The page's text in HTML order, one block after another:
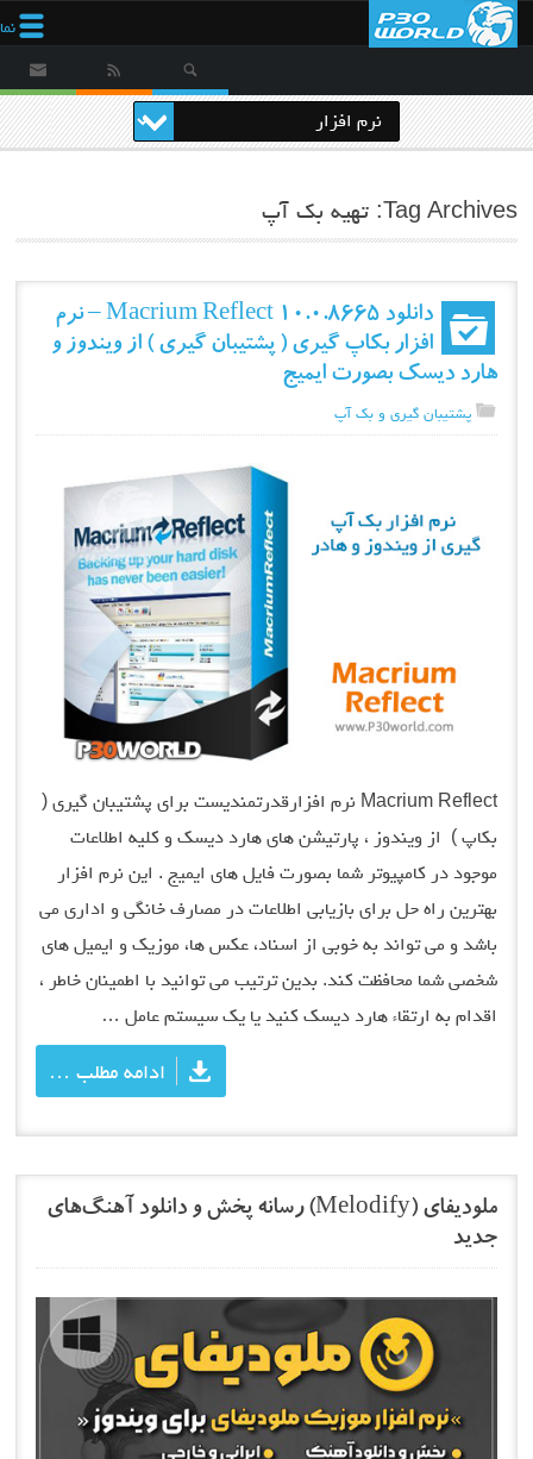
Tag Archives: تهیه بک آپ
دانلود Macrium Reflect 10.0.8665 – نرم
افزار بکاپ گیری ( پشتیبان گیری ) از ویندوز و
هارد دیسک بصورت ایمیج
پشتیبان گیری و بک آپ
Macrium Reflect نرم افزارقدرتمندیست برای پشتیبان گیری (
بکاپ ) از ویندوز ، پارتیشن های هارد دیسک و کلیه اطلاعات
موجود در کامپیوتر شما بصورت فایل های ایمیج . این نرم افزار
بهترین راه حل برای بازیابی اطلاعات در مصارف خانگی و اداری می
باشد و می تواند به خوبی از اسناد، عکس ها، موزیک و ایمیل های
شخصی شما محافظت کند. بدین ترتیب می توانید با اطمینان خاطر ،
اقدام به ارتقاء هارد دیسک کنید یا یک سیستم عامل …
ادامه مطلب …
ملودیفای (Melodify) رسانه پخش و دانلود آهنگ‌های
جدید